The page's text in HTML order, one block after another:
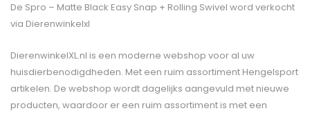
De Spro – Matte Black Easy Snap + Rolling Swivel word verkocht
via Dierenwinkelxl
DierenwinkelXL.nl is een moderne webshop voor al uw
huisdierbenodigdheden. Met een ruim assortiment Hengelsport
artikelen. De webshop wordt dagelijks aangevuld met nieuwe
producten, waardoor er een ruim assortiment is met een